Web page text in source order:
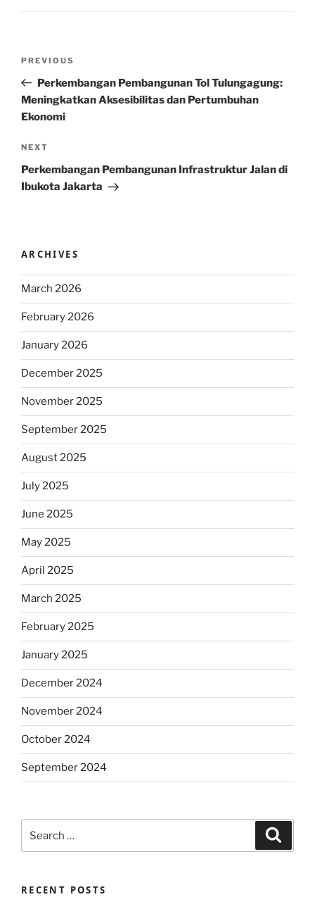
Previous
Post
PREVIOUS
Perkembangan Pembangunan Tol Tulungagung:
Meningkatkan Aksesibilitas dan Pertumbuhan
Ekonomi
Next
Post
NEXT
Perkembangan Pembangunan Infrastruktur Jalan di
Ibukota Jakarta
ARCHIVES
March 2026
February 2026
January 2026
December 2025
November 2025
September 2025
August 2025
July 2025
June 2025
May 2025
April 2025
March 2025
February 2025
January 2025
December 2024
November 2024
October 2024
September 2024
for:
RECENT POSTS